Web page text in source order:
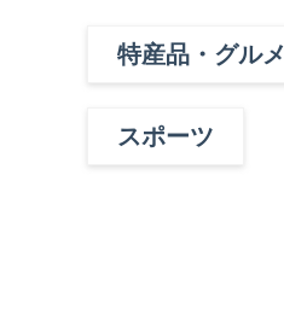
特産品・グルメ
スポーツ